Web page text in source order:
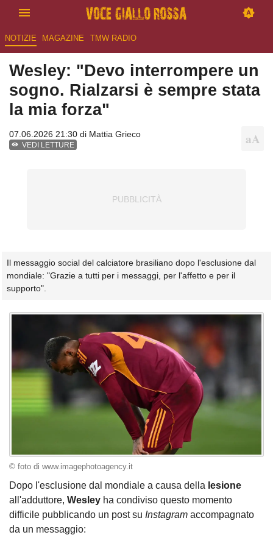
NOTIZIE MAGAZINE TMW RADIO
Wesley: "Devo interrompere un
sogno. Rialzarsi è sempre stata
la mia forza"
07.06.2026 21:30 di Mattia Grieco
VEDI LETTURE
Il messaggio social del calciatore brasiliano dopo l'esclusione dal
mondiale: "Grazie a tutti per i messaggi, per l'affetto e per il
supporto".
© foto di www.imagephotoagency.it
Dopo l'esclusione dal mondiale a causa della lesione
all'adduttore, Wesley ha condiviso questo momento
difficile pubblicando un post su Instagram accompagnato
da un messaggio: